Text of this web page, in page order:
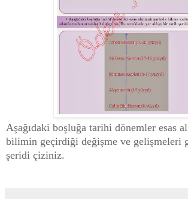
Aşağıdaki boşluğa tarihi dönemler esas
bilimin geçirdiği değişme ve gelişmeleri
şeridi çiziniz.